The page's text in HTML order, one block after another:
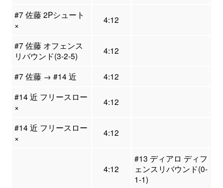
#7 佐藤 2Pシュート
×
4:12
#7 佐藤 オフェンス
リバウンド(3-2-5)
4:12
#7 佐藤 → #14 近
4:12
#14 近 フリースロー
×
4:12
#14 近 フリースロー
×
4:12
4:12
#13 ディアロ ディフ
ェンスリバウンド(0-
1-1)